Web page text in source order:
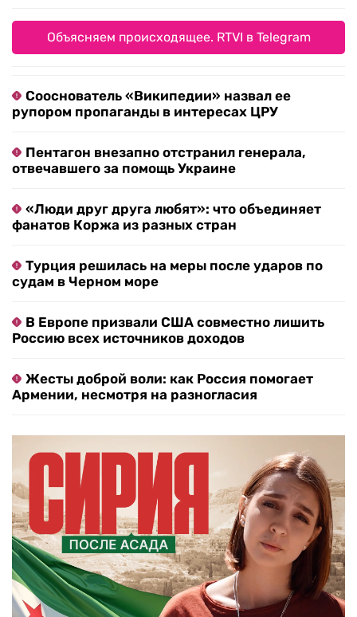
Объясняем происходящее. RTVI в Telegram
Сооснователь «Википедии» назвал ее
рупором пропаганды в интересах ЦРУ
Пентагон внезапно отстранил генерала,
отвечавшего за помощь Украине
«Люди друг друга любят»: что объединяет
фанатов Коржа из разных стран
Турция решилась на меры после ударов по
судам в Черном море
В Европе призвали США совместно лишить
Россию всех источников доходов
Жесты доброй воли: как Россия помогает
Армении, несмотря на разногласия